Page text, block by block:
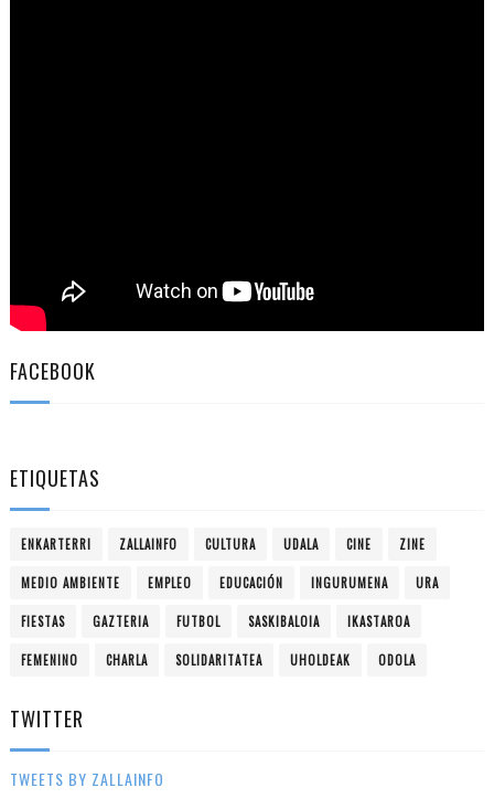
FACEBOOK
ETIQUETAS
ENKARTERRI ZALLAINFO CULTURA UDALA CINE ZINE
MEDIO AMBIENTE EMPLEO EDUCACIÓN INGURUMENA URA
FIESTAS GAZTERIA FUTBOL SASKIBALOIA IKASTAROA
FEMENINO CHARLA SOLIDARITATEA UHOLDEAK ODOLA
TWITTER
TWEETS BY ZALLAINFO